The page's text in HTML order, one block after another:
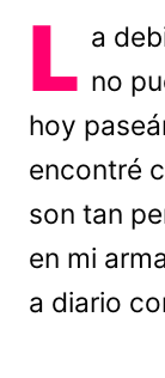
L a
no
hoy
encontré
son tan
en mi
a diario